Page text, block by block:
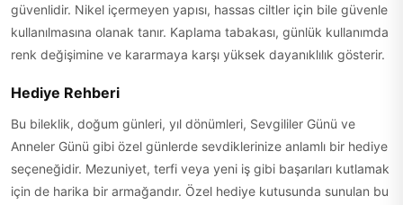
güvenlidir. Nikel içermeyen yapısı, hassas ciltler için bile güvenle
kullanılmasına olanak tanır. Kaplama tabakası, günlük kullanımda
renk değişimine ve kararmaya karşı yüksek dayanıklılık gösterir.
Hediye Rehberi
Bu bileklik, doğum günleri, yıl dönümleri, Sevgililer Günü ve
Anneler Günü gibi özel günlerde sevdiklerinize anlamlı bir hediye
seçeneğidir. Mezuniyet, terfi veya yeni iş gibi başarıları kutlamak
için de harika bir armağandır. Özel hediye kutusunda sunulan bu